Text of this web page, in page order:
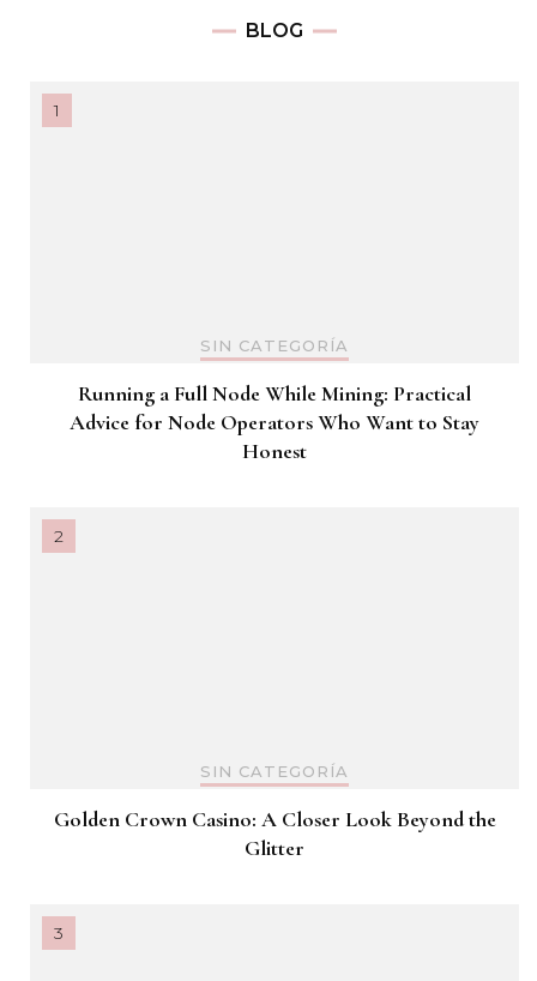
BLOG
SIN CATEGORÍA
Running a Full Node While Mining: Practical
Advice for Node Operators Who Want to Stay
Honest
SIN CATEGORÍA
Golden Crown Casino: A Closer Look Beyond the
Glitter